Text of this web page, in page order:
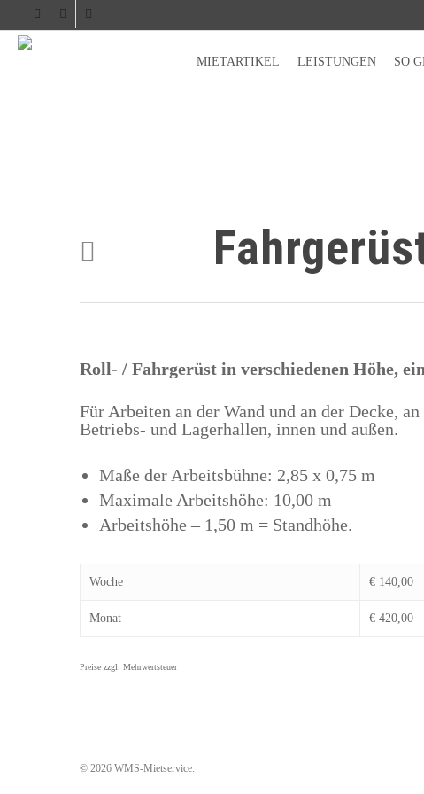
MIETARTIKEL LEISTUNGEN SO
Roll- / Fahrgerüst in verschiedenen Höhe,
Für Arbeiten an der Wand und an der Decke,
Betriebs- und Lagerhallen, innen und außen.
Maße der Arbeitsbühne: 2,85 x 0,75 m
Maximale Arbeitshöhe: 10,00 m
Arbeitshöhe – 1,50 m = Standhöhe.
Woche € 140,00
Monat € 420,00
© 2026 WMS-Mietservice.